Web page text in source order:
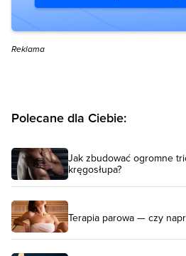
Reklama
Polecane dla Ciebie:
Jak zbudować ogromne
kręgosłupa?
Terapia parowa — czy